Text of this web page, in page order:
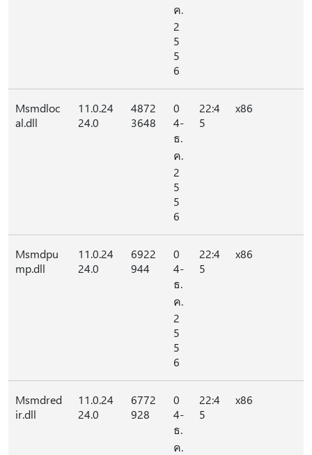
ค.
2
5
5
6
Msmdloc
al.dll
11.0.24
24.0
4872
3648
0
4-
ธ.
ค.
2
5
5
6
22:4
5
x86
Msmdpu
mp.dll
11.0.24
24.0
6922
944
0
4-
ธ.
ค.
2
5
5
6
22:4
5
x86
Msmdred
ir.dll
11.0.24
24.0
6772
928
0
4-
ธ.
ค.
22:4
5
x86